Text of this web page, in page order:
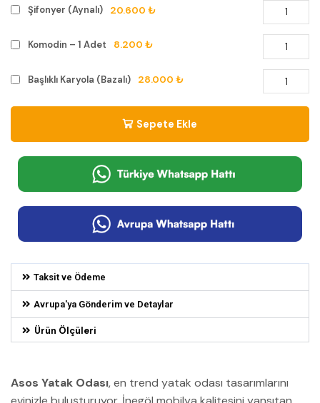
Şifonyer (Aynalı) 20.600 ₺
Komodin – 1 Adet 8.200 ₺
Başlıklı Karyola (Bazalı) 28.000 ₺
Sepete Ekle
Taksit ve Ödeme
Avrupa'ya Gönderim ve Detaylar
Ürün Ölçüleri
Asos Yatak Odası, en trend yatak odası tasarımlarını